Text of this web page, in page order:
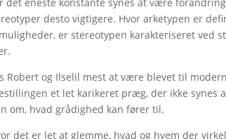
det eneste konstante synes at være
desto vigtigere. Hvor arketypen er
er stereotypen karakteriseret ved
Robert og Ilselil mest at være blevet til
et let karikeret præg, der ikke synes
om, hvad grådighed kan fører til.
det er let at glemme, hvad og hvem der